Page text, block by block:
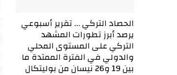
الحصاد التركي … تقرير أسبوعي
يرصد أبرز تطورات المشهد
التركي على المستوى المحلي
والدولي في الفترة الممتدة ما
بين 19 و26 نيسان من بوليتكال